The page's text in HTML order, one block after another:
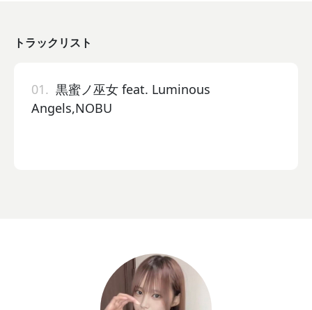
トラックリスト
01. 黒蜜ノ巫女 feat. Luminous
Angels,NOBU